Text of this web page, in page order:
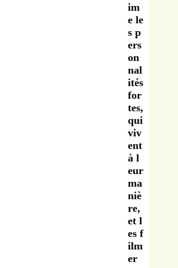
im
e le
s p
ers
on
nal
ités
for
tes,
qui
viv
ent
à l
eur
ma
niè
re,
et l
es f
ilm
er